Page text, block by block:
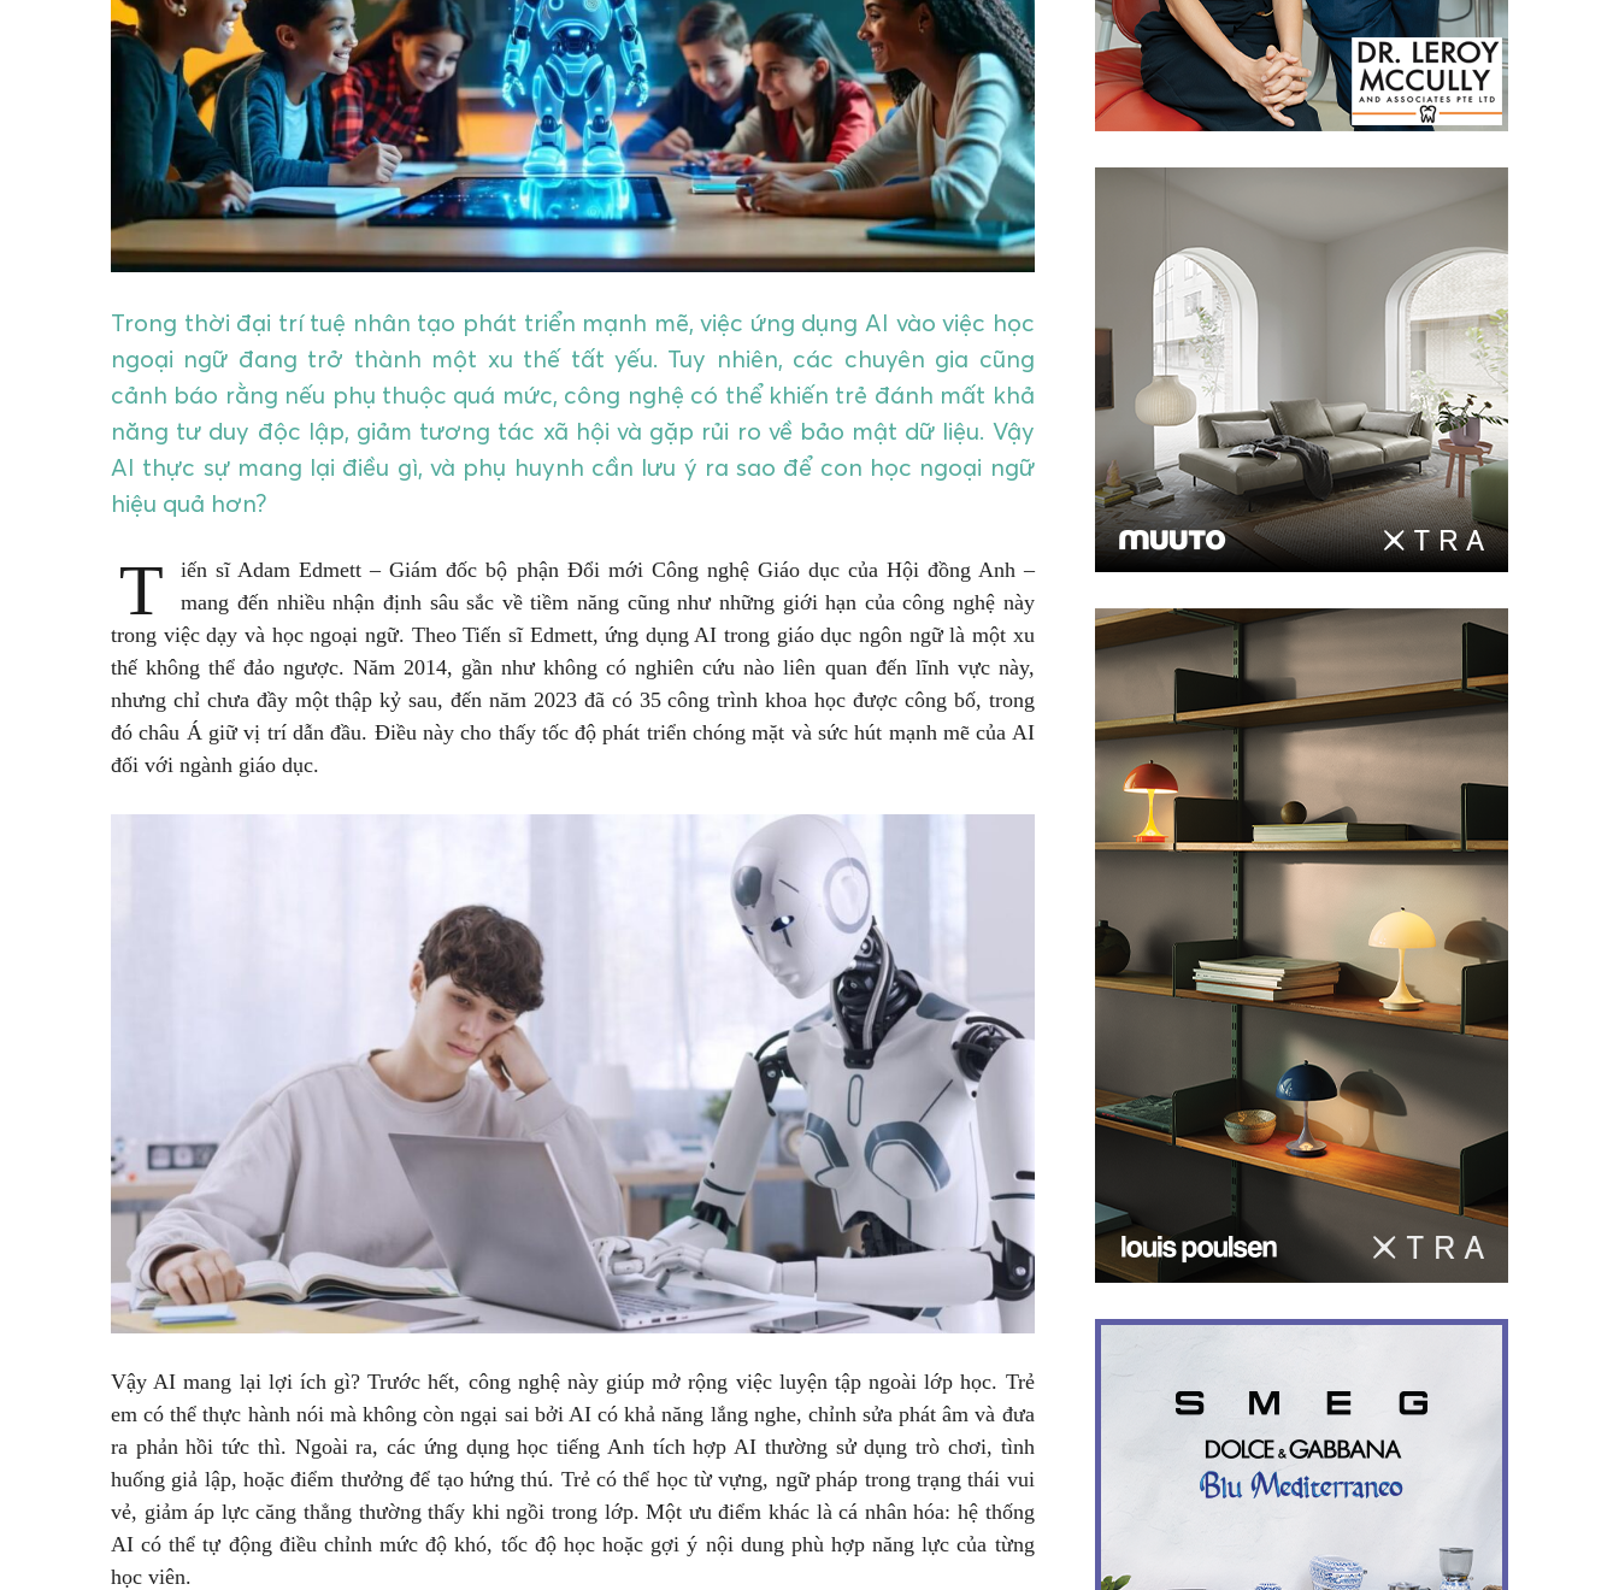
Trong thời đại trí tuệ nhân tạo phát triển mạnh mẽ, việc ứng dụng AI vào việc học
ngoại ngữ đang trở thành một xu thế tất yếu. Tuy nhiên, các chuyên gia cũng
cảnh báo rằng nếu phụ thuộc quá mức, công nghệ có thể khiến trẻ đánh mất khả
năng tư duy độc lập, giảm tương tác xã hội và gặp rủi ro về bảo mật dữ liệu. Vậy
AI thực sự mang lại điều gì, và phụ huynh cần lưu ý ra sao để con học ngoại ngữ
hiệu quả hơn?
T
iến sĩ Adam Edmett – Giám đốc bộ phận Đổi mới Công nghệ Giáo dục của Hội đồng Anh –
mang đến nhiều nhận định sâu sắc về tiềm năng cũng như những giới hạn của công nghệ này
trong việc dạy và học ngoại ngữ. Theo Tiến sĩ Edmett, ứng dụng AI trong giáo dục ngôn ngữ là một xu
thế không thể đảo ngược. Năm 2014, gần như không có nghiên cứu nào liên quan đến lĩnh vực này,
nhưng chỉ chưa đầy một thập kỷ sau, đến năm 2023 đã có 35 công trình khoa học được công bố, trong
đó châu Á giữ vị trí dẫn đầu. Điều này cho thấy tốc độ phát triển chóng mặt và sức hút mạnh mẽ của AI
đối với ngành giáo dục.
Vậy AI mang lại lợi ích gì? Trước hết, công nghệ này giúp mở rộng việc luyện tập ngoài lớp học. Trẻ
em có thể thực hành nói mà không còn ngại sai bởi AI có khả năng lắng nghe, chỉnh sửa phát âm và đưa
ra phản hồi tức thì. Ngoài ra, các ứng dụng học tiếng Anh tích hợp AI thường sử dụng trò chơi, tình
huống giả lập, hoặc điểm thưởng để tạo hứng thú. Trẻ có thể học từ vựng, ngữ pháp trong trạng thái vui
vẻ, giảm áp lực căng thẳng thường thấy khi ngồi trong lớp. Một ưu điểm khác là cá nhân hóa: hệ thống
AI có thể tự động điều chỉnh mức độ khó, tốc độ học hoặc gợi ý nội dung phù hợp năng lực của từng
học viên.